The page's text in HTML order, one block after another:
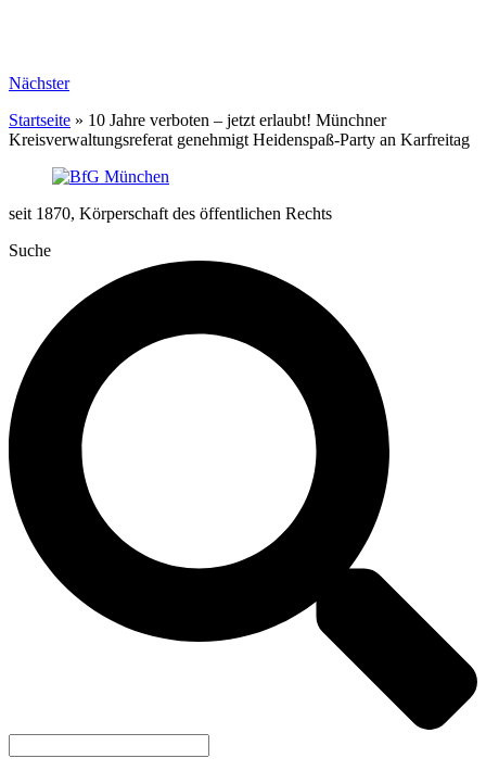
Nächster
Startseite » 10 Jahre verboten – jetzt erlaubt! Münchner
Kreisverwaltungsreferat genehmigt Heidenspaß-Party an Karfreitag
seit 1870, Körperschaft des öffentlichen Rechts
Suche